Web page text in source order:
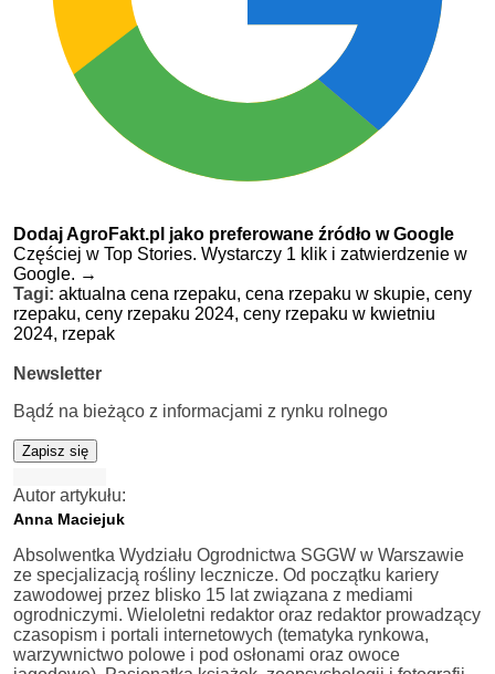
Dodaj AgroFakt.pl jako preferowane źródło w Google
Częściej w Top Stories. Wystarczy 1 klik i zatwierdzenie w
Google. →
Tagi: aktualna cena rzepaku, cena rzepaku w skupie, ceny
rzepaku, ceny rzepaku 2024, ceny rzepaku w kwietniu
2024, rzepak
Newsletter
Bądź na bieżąco z informacjami z rynku rolnego
Zapisz się
Autor artykułu:
Anna Maciejuk
Absolwentka Wydziału Ogrodnictwa SGGW w Warszawie
ze specjalizacją rośliny lecznicze. Od początku kariery
zawodowej przez blisko 15 lat związana z mediami
ogrodniczymi. Wieloletni redaktor oraz redaktor prowadzący
czasopism i portali internetowych (tematyka rynkowa,
warzywnictwo polowe i pod osłonami oraz owoce